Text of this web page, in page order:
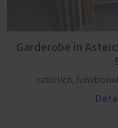
Garderobe in
natürlich,